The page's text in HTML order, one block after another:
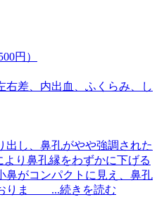
円）
右差、内出血、ふくらみ、し
出し、鼻孔がやや強調された
より鼻孔縁をわずかに下げる
鼻がコンパクトに見え、鼻孔
おりま ...続きを読む